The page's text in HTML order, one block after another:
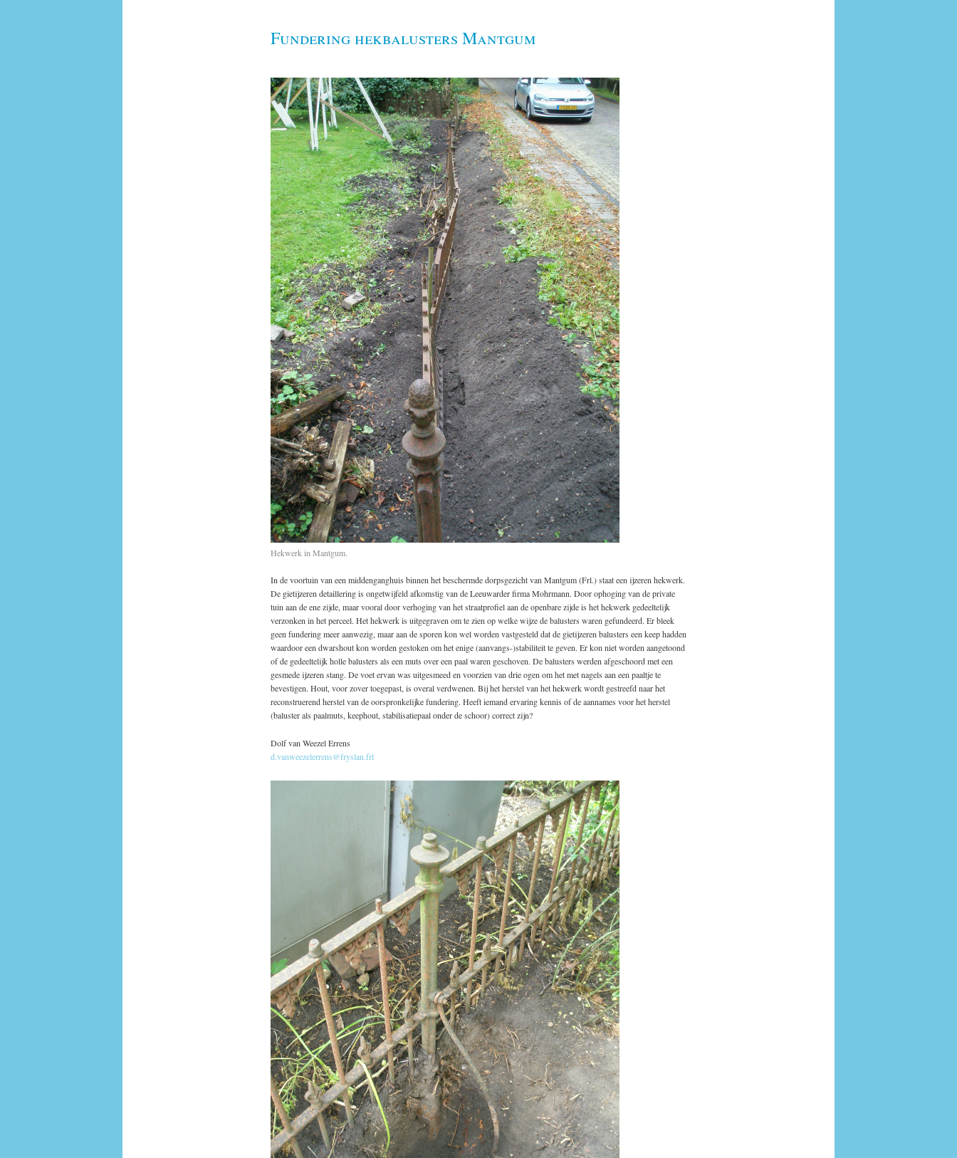
Fundering hekbalusters Mantgum
Hekwerk in Mantgum.
In de voortuin van een middenganghuis binnen het beschermde dorpsgezicht van Mantgum (Frl.) staat een ijzeren hekwerk.
De gietijzeren detaillering is ongetwijfeld afkomstig van de Leeuwarder firma Mohrmann. Door ophoging van de private
tuin aan de ene zijde, maar vooral door verhoging van het straatprofiel aan de openbare zijde is het hekwerk gedeeltelijk
verzonken in het perceel. Het hekwerk is uitgegraven om te zien op welke wijze de balusters waren gefundeerd. Er bleek
geen fundering meer aanwezig, maar aan de sporen kon wel worden vastgesteld dat de gietijzeren balusters een keep hadden
waardoor een dwarshout kon worden gestoken om het enige (aanvangs-)stabiliteit te geven. Er kon niet worden aangetoond
of de gedeeltelijk holle balusters als een muts over een paal waren geschoven. De balusters werden afgeschoord met een
gesmede ijzeren stang. De voet ervan was uitgesmeed en voorzien van drie ogen om het met nagels aan een paaltje te
bevestigen. Hout, voor zover toegepast, is overal verdwenen. Bij het herstel van het hekwerk wordt gestreefd naar het
reconstruerend herstel van de oorspronkelijke fundering. Heeft iemand ervaring kennis of de aannames voor het herstel
(baluster als paalmuts, keephout, stabilisatiepaal onder de schoor) correct zijn?
Dolf van Weezel Errens
d.vanweezelerrens@fryslan.frl